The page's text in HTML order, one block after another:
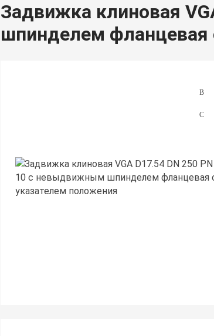
Задвижка клиновая
шпинделем фланцевая